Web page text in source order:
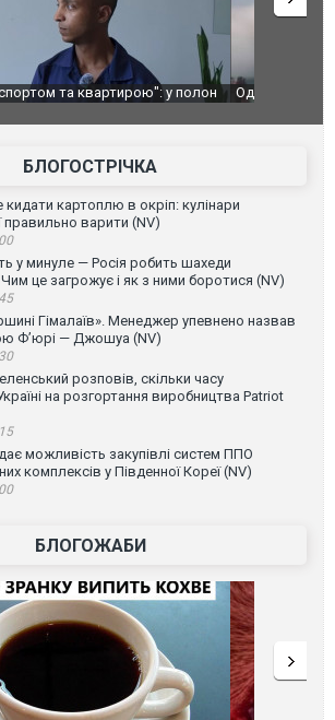
потужна злива з градом та
Вже
БЛОГОСТРІЧКА
кидати картоплю в окріп: кулінари
правильно варити (NV)
у минуле — Росія робить шахеди
це загрожує і як з ними боротися (NV)
Гімалаїв». Менеджер упевнено назвав
Ф’юрі — Джошуа (NV)
розповів, скільки часу
на розгортання виробництва Patriot
можливість закупівлі систем ППО
комплексів у Південної Кореї (NV)
БЛОГОЖАБИ